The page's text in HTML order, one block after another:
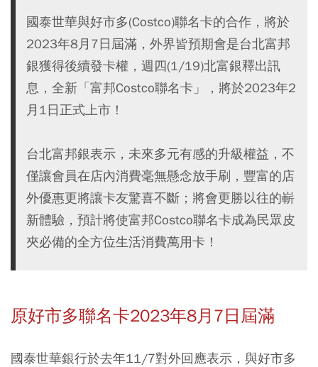
國泰世華與好市多(Costco)聯名卡的合作，將於
2023年8月7日屆滿，外界皆預期會是台北富邦
銀獲得後續發卡權，週四(1/19)北富銀釋出訊
息，全新「富邦Costco聯名卡」，將於2023年2
月1日正式上市！
台北富邦銀表示，未來多元有感的升級權益，不
僅讓會員在店內消費毫無懸念放手刷，豐富的店
外優惠更將讓卡友驚喜不斷；將會更勝以往的嶄
新體驗，預計將使富邦Costco聯名卡成為民眾皮
夾必備的全方位生活消費萬用卡！
原好市多聯名卡2023年8月7日屆滿
國泰世華銀行於去年11/7對外回應表示，與好市多